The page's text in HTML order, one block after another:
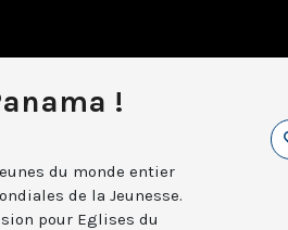
!
du monde entier
de la Jeunesse.
pour Eglises du